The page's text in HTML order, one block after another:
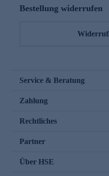
Bestellung widerrufen
Service & Beratung
Zahlung
Rechtliches
Partner
Über HSE